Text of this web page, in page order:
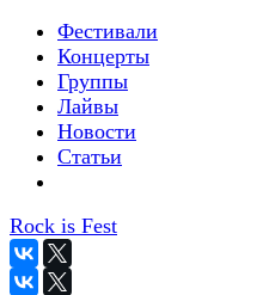
Фестивали
Концерты
Группы
Лайвы
Новости
Статьи
Rock is Fest